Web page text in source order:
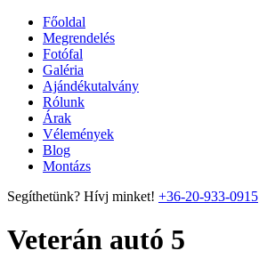
Főoldal
Megrendelés
Fotófal
Galéria
Ajándékutalvány
Rólunk
Árak
Vélemények
Blog
Montázs
Segíthetünk? Hívj minket! +36-20-933-0915
Veterán autó 5